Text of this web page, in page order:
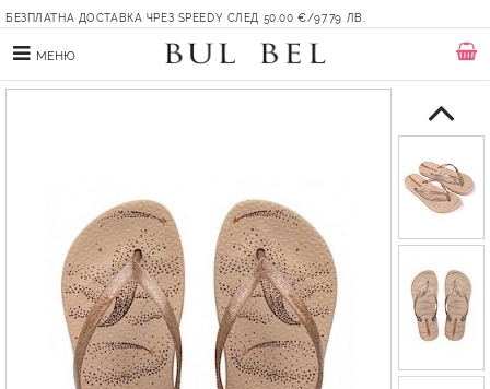
БЕЗПЛАТНА ДОСТАВКА ЧРЕЗ SPEEDY СЛЕД 50.00 €/97.79 ЛВ.
МЕНЮ